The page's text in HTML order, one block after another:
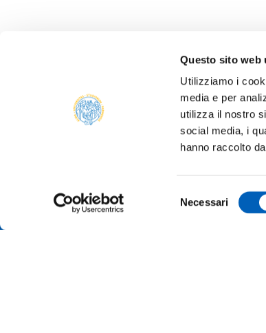
Questo sito web
Utilizziamo i
media e per
utilizza il nostro
social media, i
hanno raccolto
del
Necessari
Tel.+39 0521 902111
PEC:protocollo@pec.unipr.it